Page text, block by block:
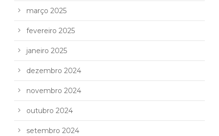
março 2025
fevereiro 2025
janeiro 2025
dezembro 2024
novembro 2024
outubro 2024
setembro 2024